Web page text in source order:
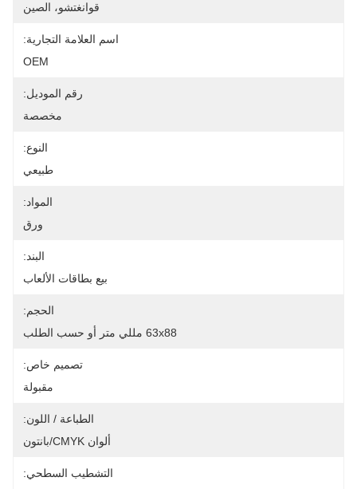
قوانغتشو، الصين
اسم العلامة التجارية:
OEM
رقم الموديل:
مخصصة
النوع:
طبيعي
المواد:
ورق
البند:
بيع بطاقات الألعاب
الحجم:
63x88 مللي متر أو حسب الطلب
تصميم خاص:
مقبولة
الطباعة / اللون:
ألوان CMYK/بانتون
التشطيب السطحي: